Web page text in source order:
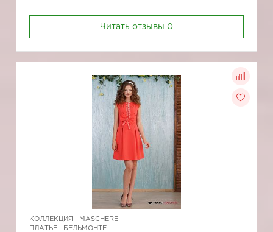
Читать отзывы 0
КОЛЛЕКЦИЯ - MASCHERE
ПЛАТЬЕ - БЕЛЬМОНТЕ